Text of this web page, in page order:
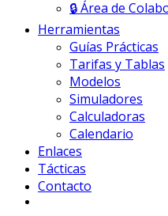
🔒 Área de
Herramientas
Guías Prácticas
Tarifas y Tablas
Modelos
Simuladores
Calculadoras
Calendario
Enlaces
Tácticas
Contacto